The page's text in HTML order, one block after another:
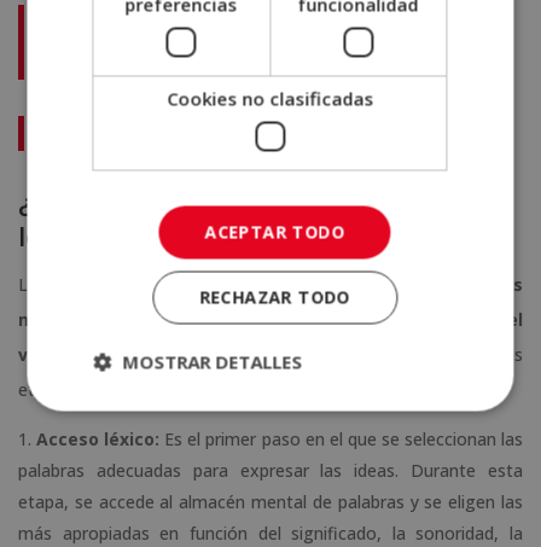
No te pierdas:¿Dónde estudiar escritura
¿Dónde estudiar escritura creativa?
¿Cuáles son los procesos léxicos de
la escritura?
Los procesos léxicos en la escritura se refieren a las
acciones
mentales
que implican elmanejo de las palabras y el
vocabulario al escribir. Estos procesos se dividen en tres
etapas principales:
Acceso léxico: Es el primer paso en el que se seleccionan las
palabras adecuadas para expresar las ideas. Durante esta
etapa, se accede al almacén mental de palabras y se eligen las
más apropiadas en función del significado, la sonoridad, la
Cookies no clasificadas
ACEPTAR TODO
RECHAZAR TODO
MOSTRAR DETALLES